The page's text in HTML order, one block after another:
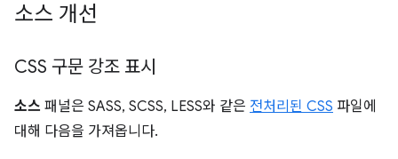
소스 개선
CSS 구문 강조 표시
소스 패널은 SASS, SCSS, LESS와 같은 전처리된 CSS 파일에
대해 다음을 가져옵니다.